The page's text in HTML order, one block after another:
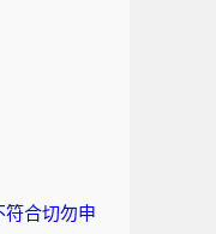
符合切勿申